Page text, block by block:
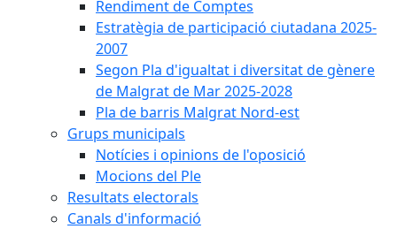
Rendiment de Comptes
Estratègia de participació ciutadana 2025-
2007
Segon Pla d'igualtat i diversitat de gènere
de Malgrat de Mar 2025-2028
Pla de barris Malgrat Nord-est
Grups municipals
Notícies i opinions de l'oposició
Mocions del Ple
Resultats electorals
Canals d'informació